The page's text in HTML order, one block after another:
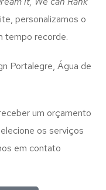
personalizamos o
tempo recorde.
Portalegre, Água de
um orçamento
os serviços
em contato